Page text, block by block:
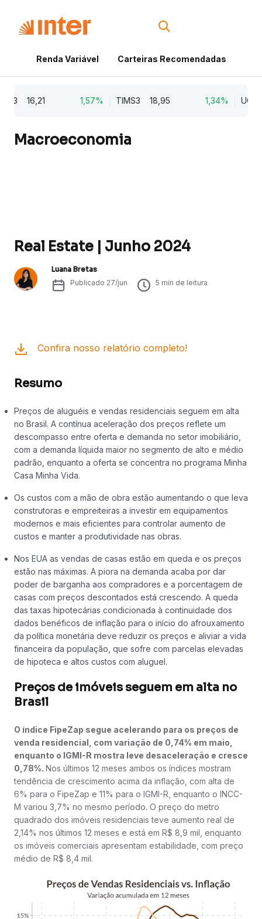
Renda Variável Carteiras Recomendadas
16,21 1,57% TIMS3 18,95 1,34% UGPA3
Macroeconomia
Real Estate | Junho 2024
Luana Bretas
Publicado 27/jun 5 min de leitura
Confira nosso relatório completo!
Resumo
Preços de aluguéis e vendas residenciais seguem em alta
no Brasil. A contínua aceleração dos preços reflete um
descompasso entre oferta e demanda no setor imobiliário,
com a demanda líquida maior no segmento de alto e médio
padrão, enquanto a oferta se concentra no programa Minha
Casa Minha Vida.
Os custos com a mão de obra estão aumentando o que leva
construtoras e empreiteiras a investir em equipamentos
modernos e mais eficientes para controlar aumento de
custos e manter a produtividade nas obras.
Nos EUA as vendas de casas estão em queda e os preços
estão nas máximas. A piora na demanda acaba por dar
poder de barganha aos compradores e a porcentagem de
casas com preços descontados está crescendo. A queda
das taxas hipotecárias condicionada à continuidade dos
dados benéficos de inflação para o início do afrouxamento
da política monetária deve reduzir os preços e aliviar a vida
financeira da população, que sofre com parcelas elevadas
de hipoteca e altos custos com aluguel.
Preços de imóveis seguem em alta no
Brasil
O índice FipeZap segue acelerando para os preços de
venda residencial, com variação de 0,74% em maio,
enquanto o IGMI-R mostra leve desaceleração e cresce
0,78%. Nos últimos 12 meses ambos os índices mostram
tendência de crescimento acima da inflação, com alta de
6% para o FipeZap e 11% para o IGMI-R, enquanto o INCC-
M variou 3,7% no mesmo período. O preço do metro
quadrado dos imóveis residenciais teve aumento real de
2,14% nos últimos 12 meses e está em R$ 8,9 mil, enquanto
os imóveis comerciais apresentam estabilidade, com preço
médio de R$ 8,4 mil.